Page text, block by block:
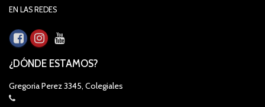
EN LAS REDES
¿DÓNDE ESTAMOS?
Gregoria Perez 3345, Colegiales